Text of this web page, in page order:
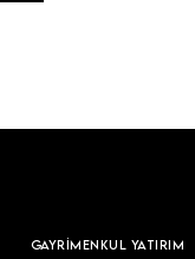
GAYRİMENKUL YATIRIM